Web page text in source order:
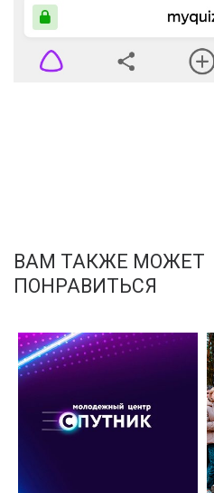
ВАМ ТАКЖЕ МОЖЕТ
ПОНРАВИТЬСЯ